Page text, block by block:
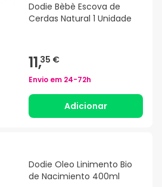
Dodie Bèbè Escova de
Cerdas Natural 1 Unidade
11,35 €
Envio em 24-72h
Adicionar
Dodie Oleo Linimento Bio
de Nacimiento 400ml